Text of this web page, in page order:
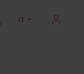
IT